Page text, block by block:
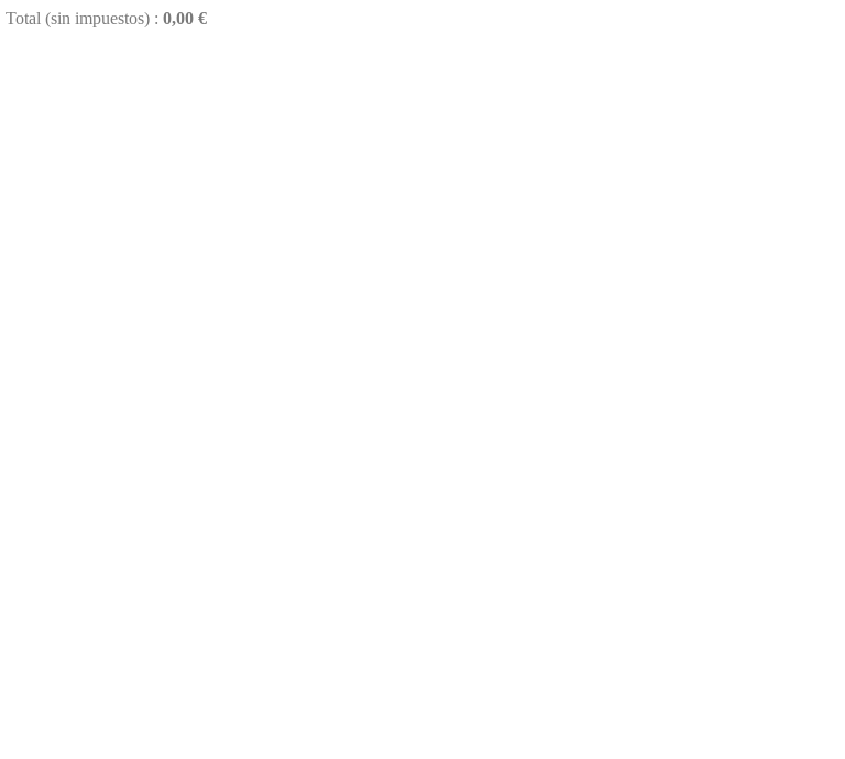
Total (sin impuestos) : 0,00 €